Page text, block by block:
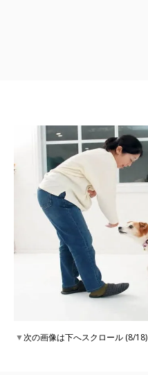
▼次の画像は下へスクロール (8/18)